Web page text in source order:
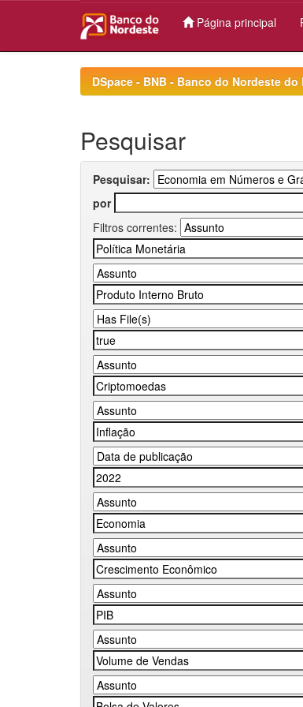
Página principal
DSpace - BNB - Banco do Nordeste do
Pesquisar
Pesquisar:
por
Filtros correntes: